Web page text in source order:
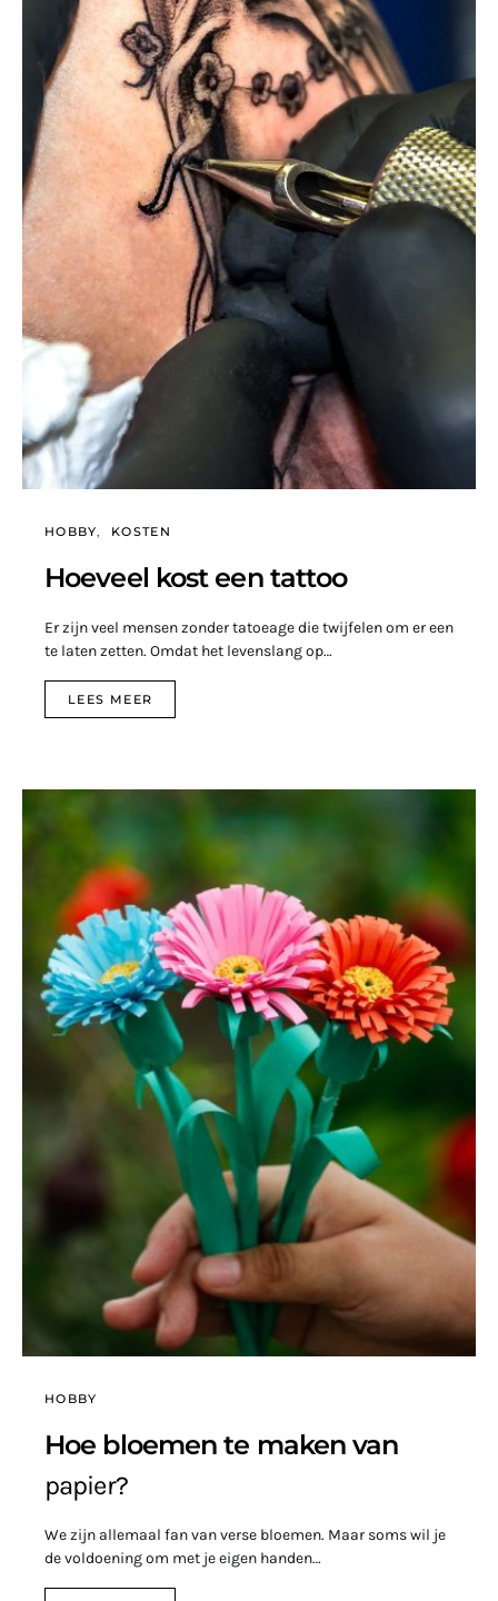
HOBBY KOSTEN
Hoeveel kost een tattoo
Er zijn veel mensen zonder tatoeage die twijfelen om er een
te laten zetten. Omdat het levenslang op…
LEES MEER
HOBBY
Hoe bloemen te maken van
papier?
We zijn allemaal fan van verse bloemen. Maar soms wil je
de voldoening om met je eigen handen…